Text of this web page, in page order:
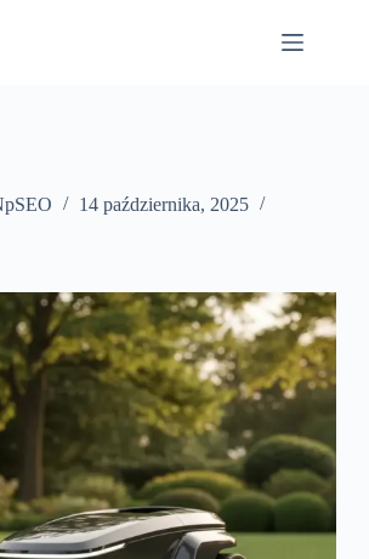
14 października, 2025